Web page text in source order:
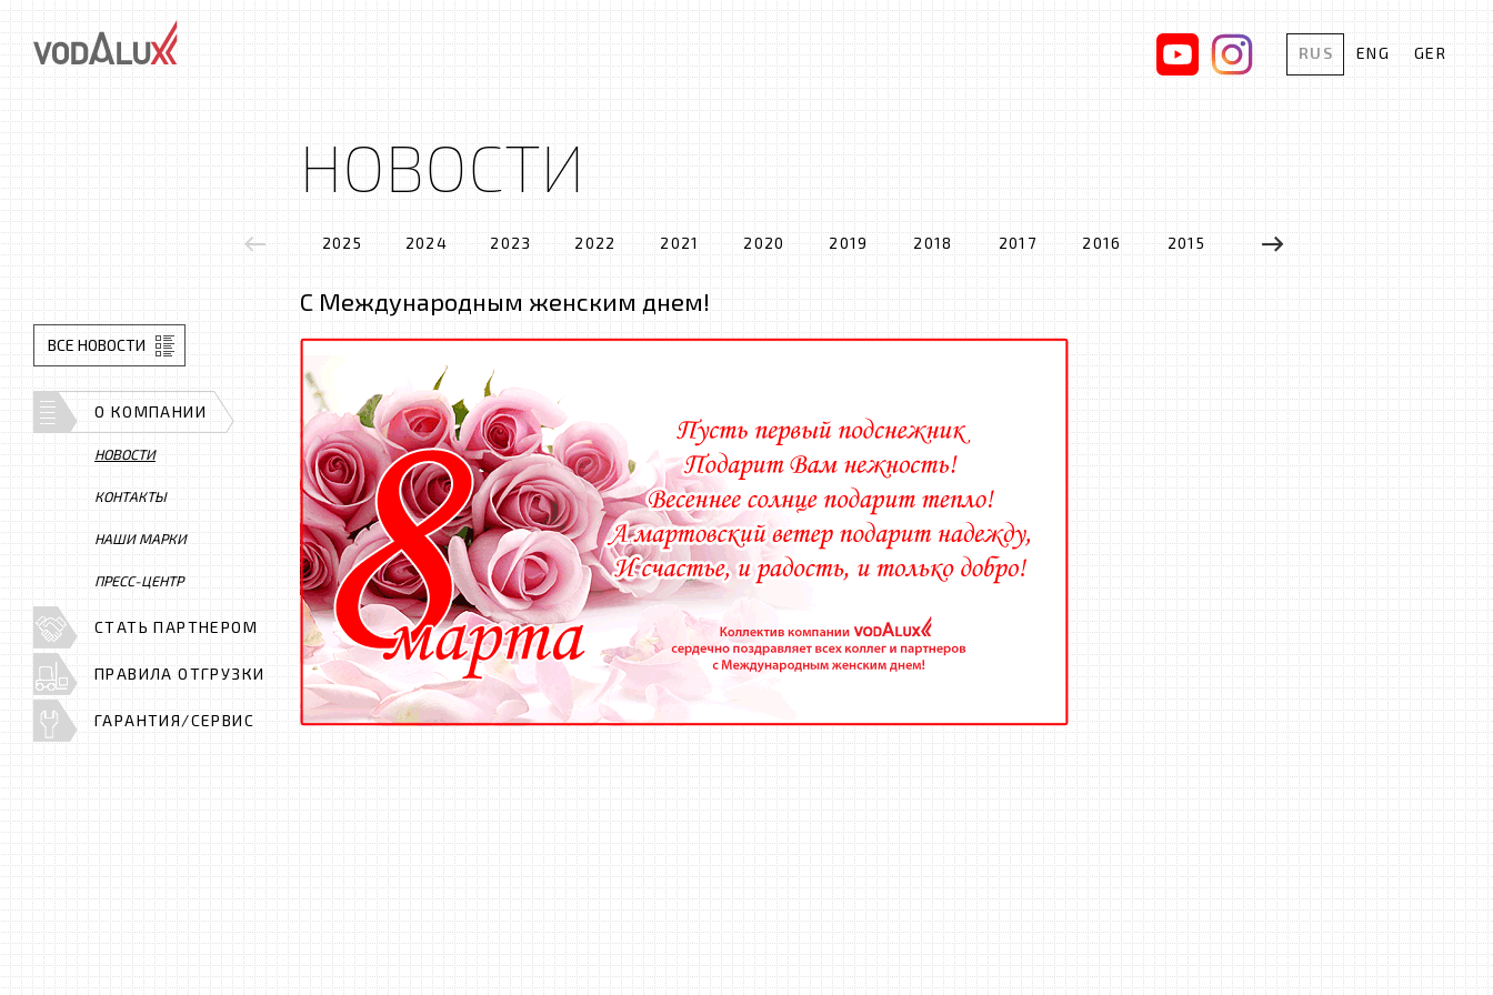
RUS ENG GER
НОВОСТИ
2025 2024 2023 2022 2021 2020 2019 2018 2017 2016 2015 2014 2013 2012
С Международным женским днем!
ВСЕ НОВОСТИ
О КОМПАНИИ
НОВОСТИ
КОНТАКТЫ
НАШИ МАРКИ
ПРЕСС-ЦЕНТР
СТАТЬ ПАРТНЕРОМ
ПРАВИЛА ОТГРУЗКИ
ГАРАНТИЯ/СЕРВИС